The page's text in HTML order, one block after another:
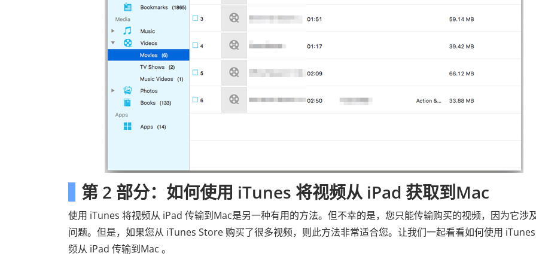
第 2 部分：如何使用 iTunes 将视频从 iPad 获取到Mac
使用 iTunes 将视频从 iPad 传输到Mac是另一种有用的方法。但不幸的是，您只能传输购买的视频，因为它涉
问题。但是，如果您从 iTunes Store 购买了很多视频，则此方法非常适合您。让我们一起看看如何使用
频从 iPad 传输到Mac 。